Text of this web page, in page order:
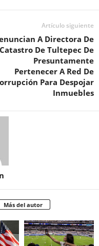
Artículo siguiente
A Directora De
Catastro De Tultepec De
Presuntamente
Pertenecer A Red De
Para Despojar
Inmuebles
Más del autor